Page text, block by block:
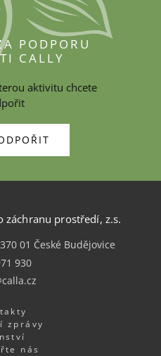
PODPORU
CALLY
aktivitu chcete
prostředí, z.s.
01 České Budějovice
930
zprávy
nás